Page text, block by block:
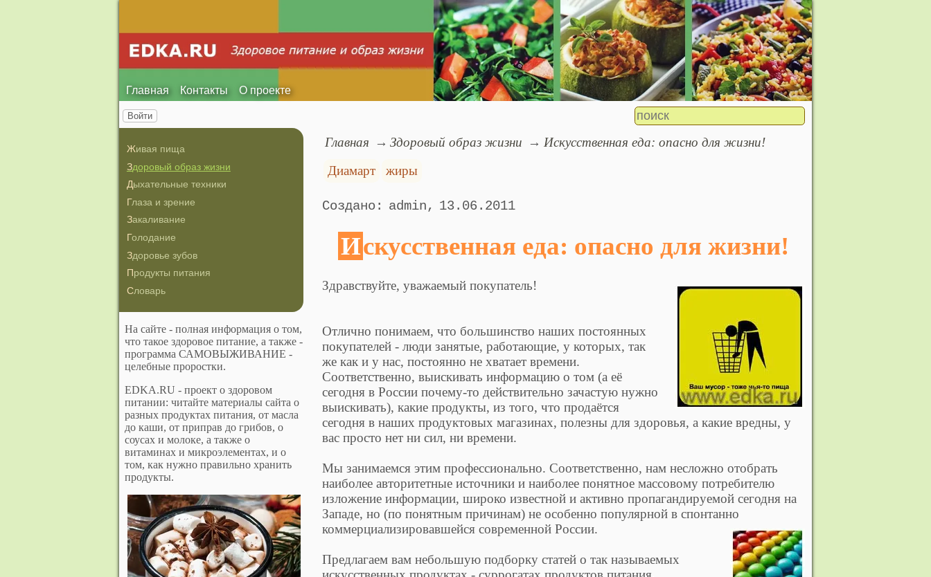
Главная Контакты О проекте
Войти
Живая пища
Здоровый образ жизни
Дыхательные техники
Глаза и зрение
Закаливание
Голодание
Здоровье зубов
Продукты питания
Словарь
На сайте - полная информация о том,
что такое здоровое питание, а также -
программа САМОВЫЖИВАНИЕ -
целебные проростки.
EDKA.RU - проект о здоровом
питании: читайте материалы сайта о
разных продуктах питания, от масла
до каши, от приправ до грибов, о
соусах и молоке, а также о
витаминах и микроэлементах, и о
том, как нужно правильно хранить
продукты.
Главная Здоровый образ жизни
Искусственная еда: опасно для жизни!
Диамарт
жиры
admin 13.06.2011
Искусственная еда: опасно для жизни!
Здравствуйте, уважаемый покупатель!
Отлично понимаем, что большинство наших постоянных
покупателей - люди занятые, работающие, у которых, так
же как и у нас, постоянно не хватает времени.
Соответственно, выискивать информацию о том (а её
сегодня в России почему-то действительно зачастую нужно
выискивать), какие продукты, из того, что продаётся
сегодня в наших продуктовых магазинах, полезны для здоровья, а какие вредны, у
вас просто нет ни сил, ни времени.
Мы занимаемся этим профессионально. Соответственно, нам несложно отобрать
наиболее авторитетные источники и наиболее понятное массовому потребителю
изложение информации, широко известной и активно пропагандируемой сегодня на
Западе, но (по понятным причинам) не особенно популярной в спонтанно
коммерциализировавшейся современной России.
Предлагаем вам небольшую подборку статей о так называемых